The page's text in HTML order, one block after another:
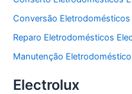
Conversão Eletrodomésticos
Reparo Eletrodomésticos
Manutenção
Electrolux